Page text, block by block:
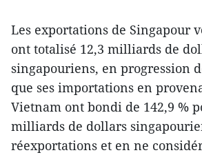
Les exportations de Singapour
ont totalisé 12,3 milliards de
singapouriens, en progression
que ses importations en
Vietnam ont bondi de 142,9 %
milliards de dollars
réexportations et en ne